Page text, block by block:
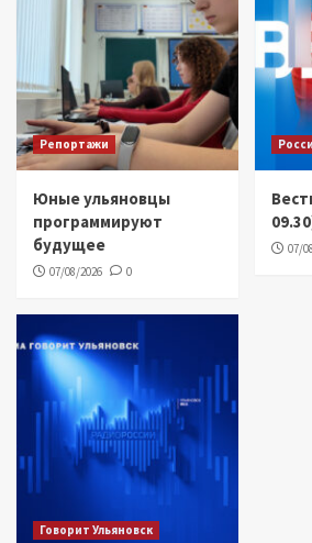
Репортажи
Юные ульяновцы
программируют
будущее
07/08/2026 0
07/
Говорит Ульяновск